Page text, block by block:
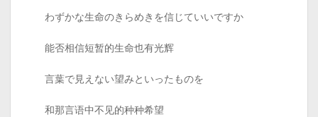
わずかな生命のきらめきを信じていいですか
能否相信短暂的生命也有光辉
言葉で見えない望みといったものを
和那言语中不见的种种希望